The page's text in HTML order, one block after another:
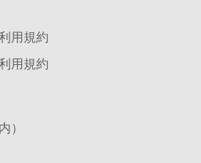
用規約
用規約
）